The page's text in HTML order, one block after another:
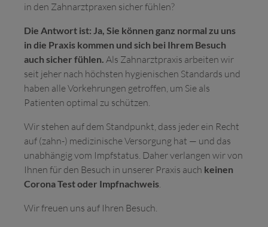
in den Zahn­arzt­praxen sicher fühlen?
Die Antwort ist: Ja, Sie können ganz normal zu uns
in die Praxis kommen und sich bei Ihrem Besuch
auch sicher fühlen. Als Zahnarztpraxis arbeiten wir
seit jeher nach höchsten hygienischen Standards und
haben alle Vorkehrungen getroffen, um Sie als
Patienten optimal zu schützen.
Wir stehen auf dem Standpunkt, dass jeder ein Recht
auf (zahn-) medizinische Versorgung hat — und das
unabhängig vom Impfstatus. Daher verlangen wir von
Ihnen für den Besuch in unserer Praxis auch keinen
Corona Test oder Impfnachweis.
Wir freuen uns auf Ihren Besuch.